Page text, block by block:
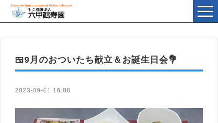
t
o
g
🍱9月のおついたち献立＆お誕生日会💐
2023-09-01 16:08